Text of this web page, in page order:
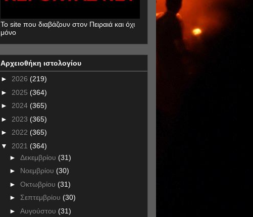
To site που διαβάζουν στον Πειραιά και όχι
μόνο
Αρχειοθήκη ιστολογίου
► 2026 (219)
► 2025 (364)
► 2024 (365)
► 2023 (365)
► 2022 (365)
▼ 2021 (364)
► Δεκεμβρίου (31)
► Νοεμβρίου (30)
► Οκτωβρίου (31)
► Σεπτεμβρίου (30)
► Αυγούστου (31)